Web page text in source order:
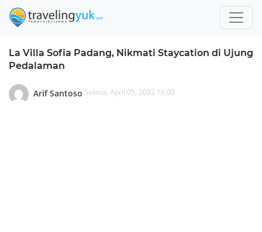
La Villa Sofia Padang, Nikmati Staycation di Ujung
Pedalaman
Arif Santoso Selasa, April 05, 2022 16.00